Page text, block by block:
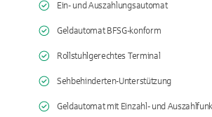
Ein- und Auszahlungsautomat
Geldautomat BFSG-konform
Rollstuhlgerechtes Terminal
Sehbehinderten-Unterstützung
Geldautomat mit Einzahl- und